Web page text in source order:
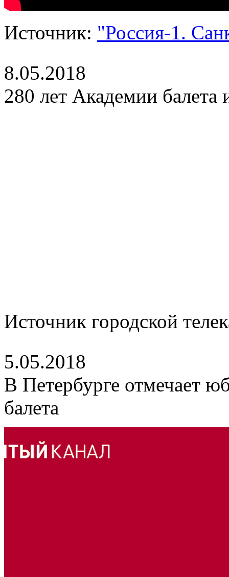
Источник: "Россия-1.
8.05.2018
280 лет Академии балета
Источник городской
5.05.2018
В Петербурге отмечает
балета